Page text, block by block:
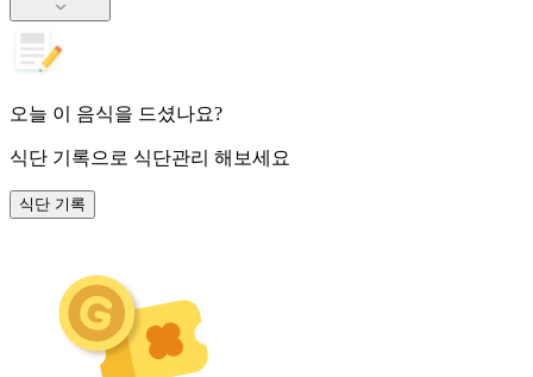
오늘 이 음식을 드셨나요?
식단 기록으로 식단관리 해보세요
식단 기록